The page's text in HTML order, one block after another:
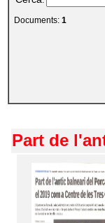
Documents: 1
Part de